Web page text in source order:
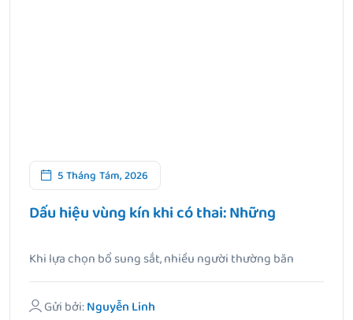
5 Tháng Tám, 2026
Dấu hiệu vùng kín khi có thai: Những
Khi lựa chọn bổ sung sắt, nhiều người thường băn
khoăn không.
Gửi bởi:Nguyễn Linh